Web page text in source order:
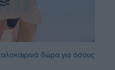
δώρα για όσους